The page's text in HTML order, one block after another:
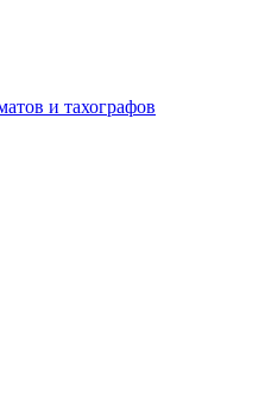
и тахографов